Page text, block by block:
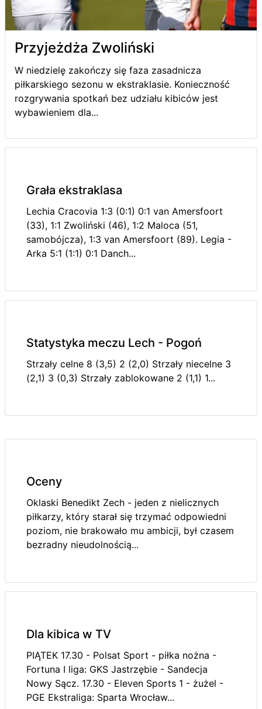
Przyjeżdża Zwoliński
W niedzielę zakończy się faza zasadnicza
piłkarskiego sezonu w ekstraklasie. Konieczność
rozgrywania spotkań bez udziału kibiców jest
wybawieniem dla...
Grała ekstraklasa
Lechia Cracovia 1:3 (0:1) 0:1 van Amersfoort
(33), 1:1 Zwoliński (46), 1:2 Maloca (51,
samobójcza), 1:3 van Amersfoort (89). Legia -
Arka 5:1 (1:1) 0:1 Danch...
Statystyka meczu Lech - Pogoń
Strzały celne 8 (3,5) 2 (2,0) Strzały niecelne 3
(2,1) 3 (0,3) Strzały zablokowane 2 (1,1) 1...
Oceny
Oklaski Benedikt Zech - jeden z nielicznych
piłkarzy, który starał się trzymać odpowiedni
poziom, nie brakowało mu ambicji, był czasem
bezradny nieudolnością...
Dla kibica w TV
PIĄTEK 17.30 - Polsat Sport - piłka nożna -
Fortuna I liga: GKS Jastrzębie - Sandecja
Nowy Sącz. 17.30 - Eleven Sports 1 - żużel -
PGE Ekstraliga: Sparta Wrocław...